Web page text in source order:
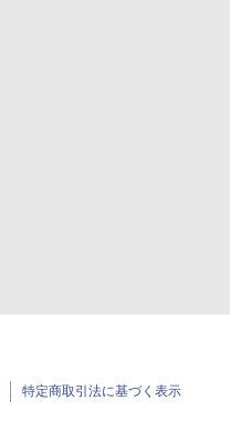
特定商取引法に基づく表示